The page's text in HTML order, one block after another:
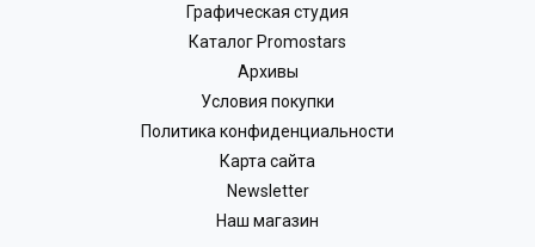
Графическая студия
Каталог Promostars
Архивы
Условия покупки
Политика конфиденциальности
Карта сайта
Newsletter
Наш магазин